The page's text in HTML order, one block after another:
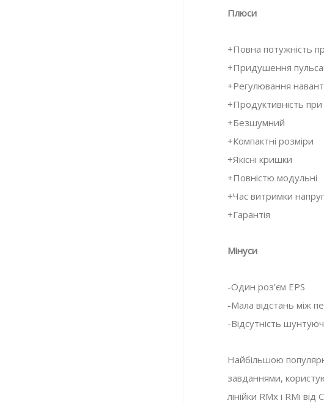
Плюси
+Повна потужність
+Придушення
+Регулювання
+Продуктивність
+Безшумний
+Компактні розміри
+Якісні кришки
+Повністю модульні
+Час витримки
+Гарантія
Мінуси
-Один роз’єм EPS
-Мала відстань між
-Відсутність
Найбільшою
завданнями,
лінійки RMx і RMi